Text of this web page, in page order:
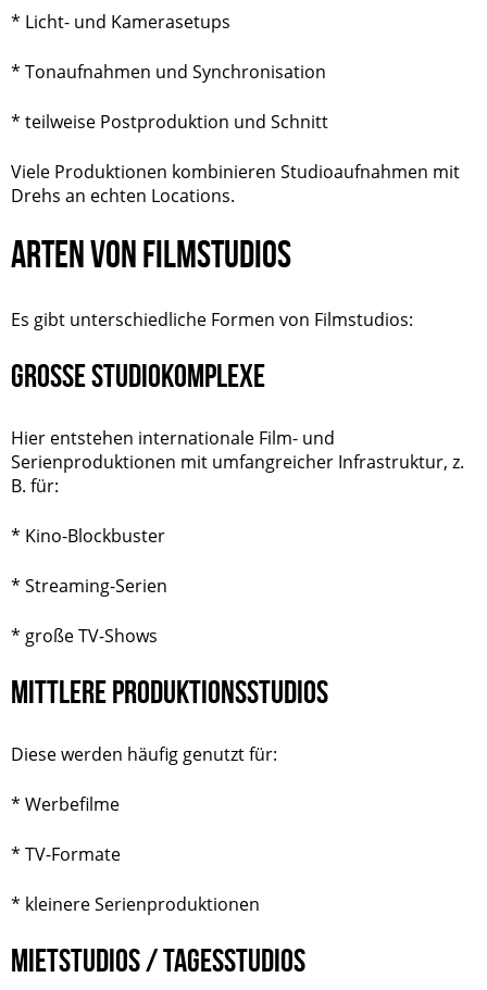
* Licht- und Kamerasetups
* Tonaufnahmen und Synchronisation
* teilweise Postproduktion und Schnitt
Viele Produktionen kombinieren Studioaufnahmen mit
Drehs an echten Locations.
ARTEN VON FILMSTUDIOS
Es gibt unterschiedliche Formen von Filmstudios:
GROSSE STUDIOKOMPLEXE
Hier entstehen internationale Film- und
Serienproduktionen mit umfangreicher Infrastruktur, z.
B. für:
* Kino-Blockbuster
* Streaming-Serien
* große TV-Shows
MITTLERE PRODUKTIONSSTUDIOS
Diese werden häufig genutzt für:
* Werbefilme
* TV-Formate
* kleinere Serienproduktionen
MIETSTUDIOS / TAGESSTUDIOS